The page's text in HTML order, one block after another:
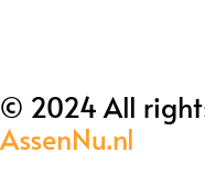
© 2024 All
AssenNu.nl